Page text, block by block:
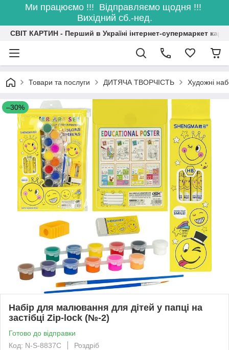
Ми працюємо !!! Відправляємо щодня !!!
Вихідний сб.-нед.
СВІТ КАРТИН - Перший в Україні інтернет-супермаркет
Товари та послуги ДИТЯЧА ТВОРЧІСТЬ Художні
–30%
Набір для малювання для дітей у папці на
застібці Zip-lock (№-2)
Готово до відправки
Код: N-S-8837C
Роздріб